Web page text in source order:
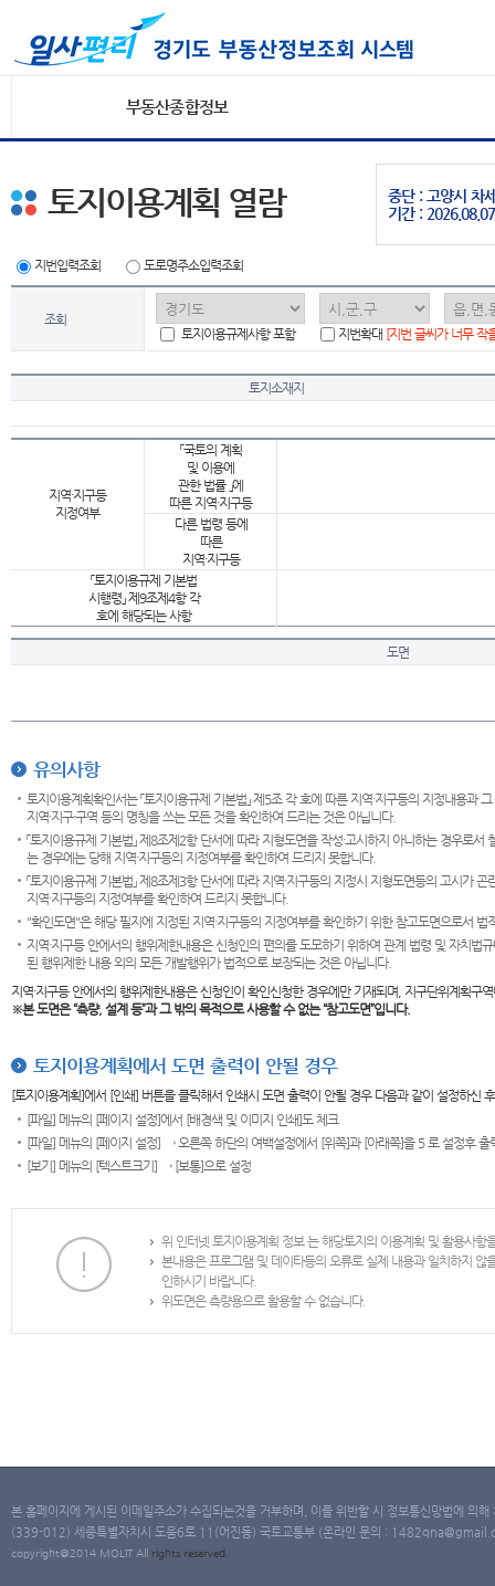
부동산종합정보
중단 : 고양시 차
기간 :
토지이용계획 열람
지번입력조회 도로명주소입력조회
조회
토지이용규제사항 포함
지번확대 [지번 글씨가 너무 작
토지소재지
지역·지구등
지정여부
「국토의 계획
및 이용에
관한 법률 」에
따른 지역·지구등
다른 법령 등에
따른
지역·지구등
「토지이용규제 기본법
시행령」 제9조제4항 각
호에 해당되는 사항
도면
유의사항
토지이용계획확인서는 「토지이용규제 기본법」 제5조 각 호에 따른 지역·지구등의 지정내용
지역·지구·구역 등의 명칭을 쓰는 모든 것을 확인하여 드리는 것은 아닙니다.
「토지이용규제 기본법」 제8조제2항 단서에 따라 지형도면을 작성·고시하지 아니하는 경우로
는 경우에는 당해 지역·지구등의 지정여부를 확인하여 드리지 못합니다.
「토지이용규제 기본법」 제8조제3항 단서에 따라 지역·지구등의 지정시 지형도면등의 고시가
지역·지구등의 지정여부를 확인하여 드리지 못합니다.
"확인도면"은 해당 필지에 지정된 지역·지구등의 지정여부를 확인하기 위한 참고도면으로서
지역·지구등 안에서의 행위제한내용은 신청인의 편의를 도모하기 위하여 관계 법령 및 자치
된 행위제한 내용 외의 모든 개발행위가 법적으로 보장되는 것은 아닙니다.
지역·지구등 안에서의 행위제한내용은 신청인이 확인신청한 경우에만 기재되며, 지구단위계획
※본 도면은“측량, 설계 등”과 그 밖의 목적으로 사용할 수 없는 “참고도면”입니다.
토지이용계획에서 도면 출력이 안될 경우
[토지이용계획]에서 [인쇄] 버튼을 클릭해서 인쇄시 도면 출력이 안될 경우 다음과 같이 설정하신
[파일] 메뉴의 [페이지 설정]에서 [배경색 및 이미지 인쇄]도 체크
[파일] 메뉴의 [페이지 설정] → 오른쪽 하단의 여백설정에서 [위쪽]과 [아래쪽]을 5 로 설정후 출
[보기] 메뉴의 [텍스트크기] → [보통]으로 설정
위 인터넷 토지이용계획 정보 는 해당토지의 이용계획 및 활용사
본내용은 프로그램 및 데이타등의 오류로 실제 내용과 일치하지
인하시기 바랍니다.
위도면은 측량용으로 활용할 수 없습니다.
본 홈페이지에 게시된 이메일주소가 수집되는것을 거부하며, 이를 위반할 시 정보통신망법에 의
(339-012) 세종특별자치시 도움6로 11(어진동) 국토교통부 (온라인 문의 :
copyright@2014 MOLIT All rights reserved.